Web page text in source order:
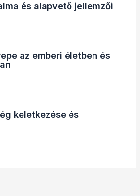
és alapvető jellemzői
az emberi életben és
keletkezése és